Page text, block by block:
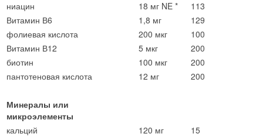
ниацин
18 мг NE *
113
Витамин В6
1,8 мг
129
фолиевая кислота
200 мкг
100
Витамин В12
5 мкг
200
биотин
100 мкг
200
пантотеновая кислота
12 мг 200
Минералы или
микроэлементы
кальций
120 мг
15